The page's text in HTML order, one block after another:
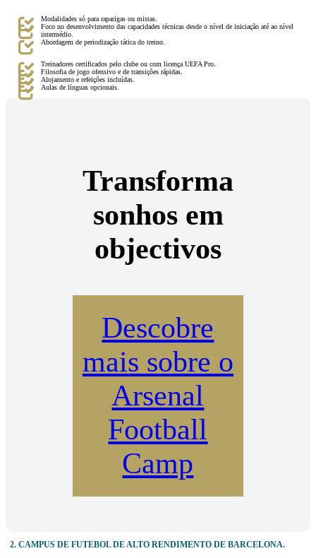
Modalidades só para raparigas ou mistas.
Foco no desenvolvimento das capacidades técnicas desde o nível de iniciação até ao nível
intermédio.
Abordagem de periodização tática do treino.
Treinadores certificados pelo clube ou com licença UEFA Pro.
Filosofia de jogo ofensivo e de transições rápidas.
Alojamento e refeições incluídas.
Aulas de línguas opcionais.
Transforma
sonhos em
objectivos
Descobre
mais sobre o
Arsenal
Football
Camp
2. CAMPUS DE FUTEBOL DE ALTO RENDIMENTO DE BARCELONA.